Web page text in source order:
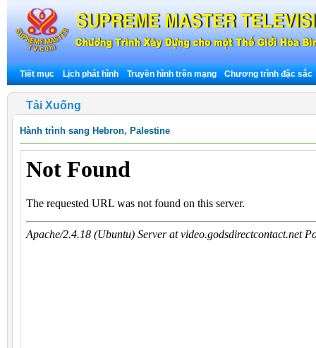
Tiết mục Lịch phát hình Truyền hình trên mạng Chương trình đặc sắc
Tải Xuống
Hành trình sang Hebron, Palestine